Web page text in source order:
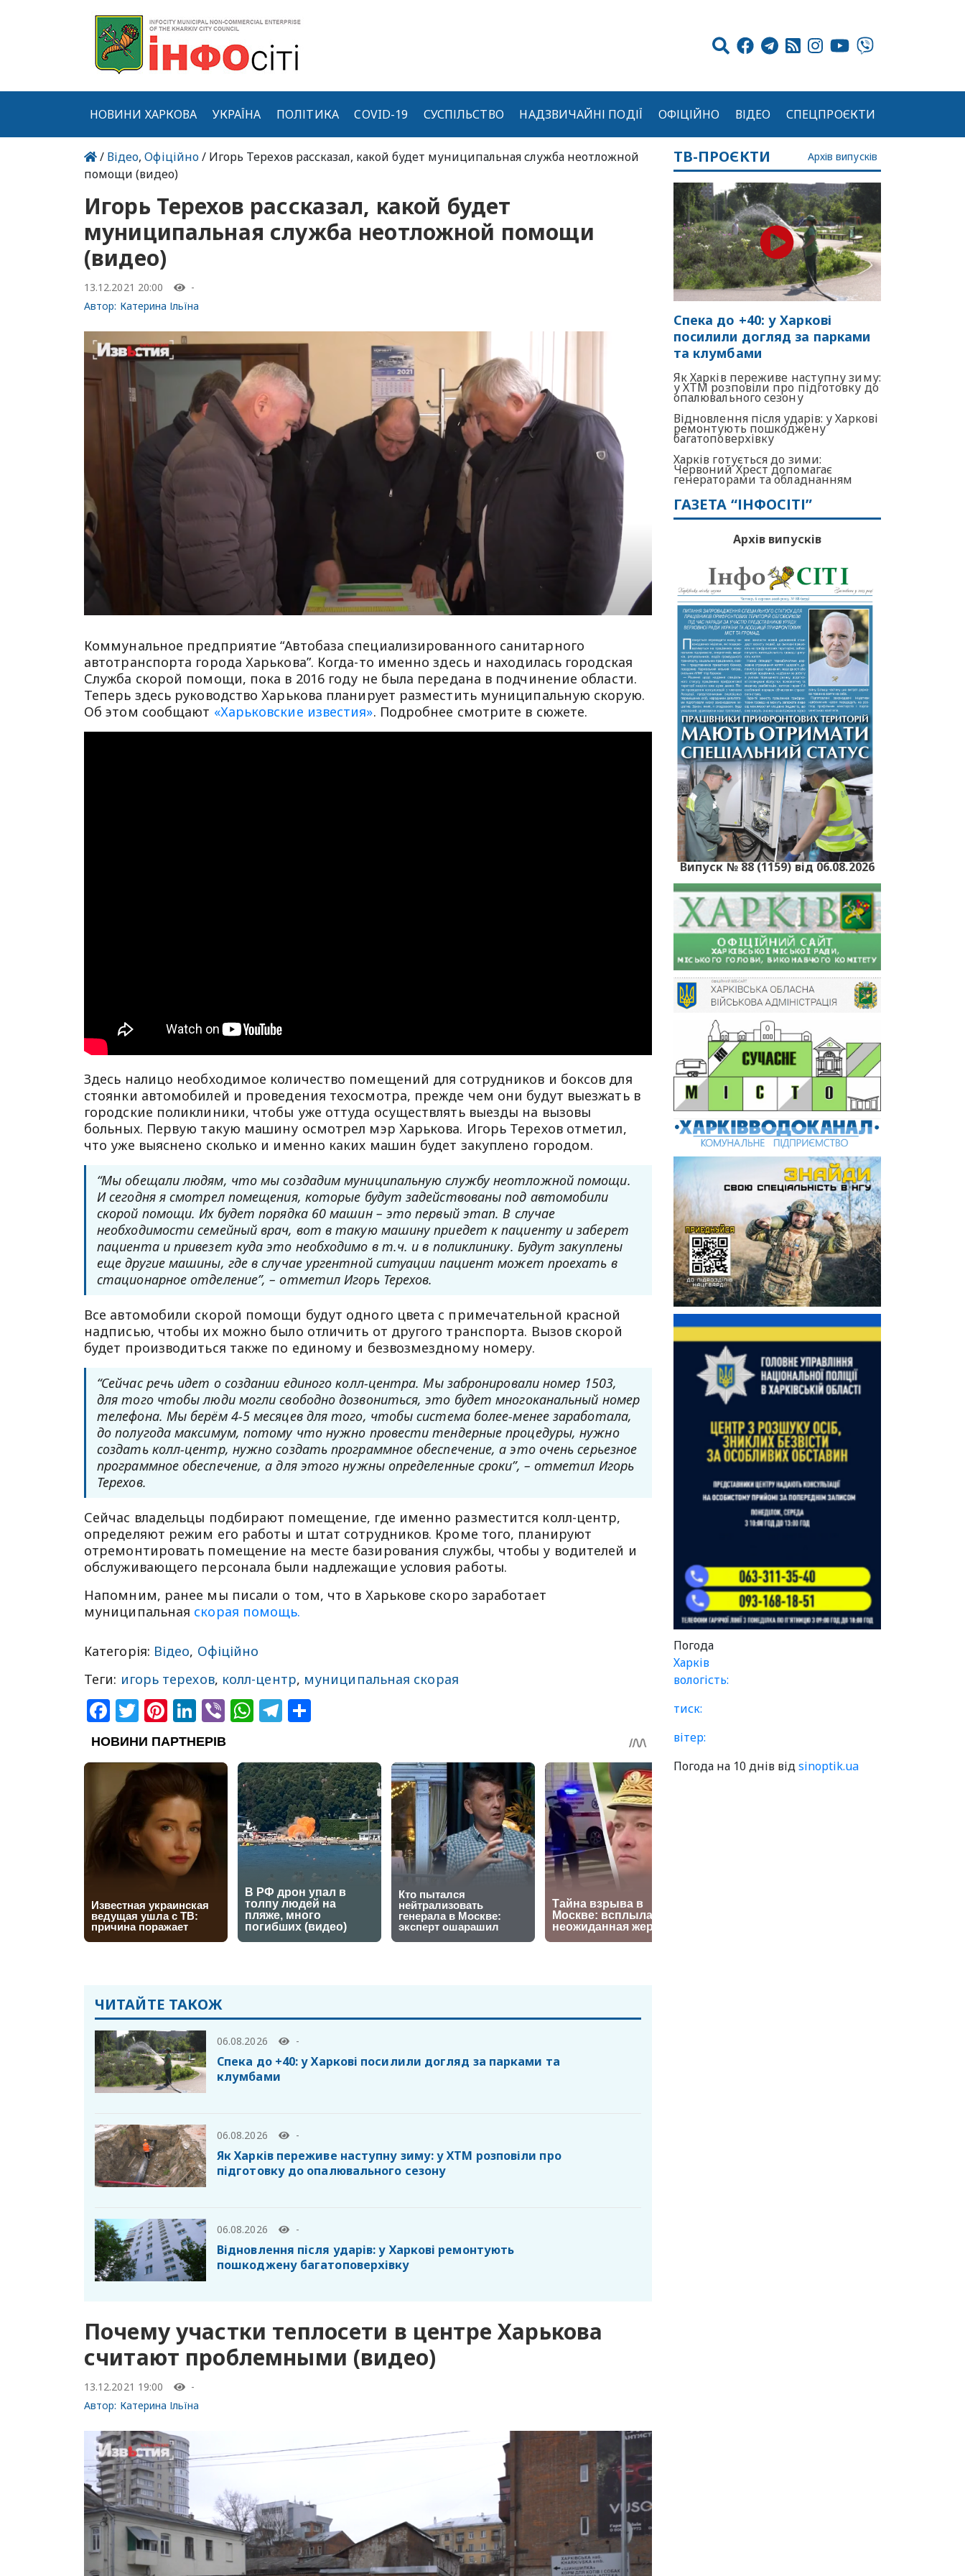
НОВИНИ ХАРКОВА УКРАЇНА ПОЛІТИКА COVID-19 СУСПІЛЬСТВО НАДЗВИЧАЙНІ ПОДІЇ ОФІЦІЙНО ВІДЕО СПЕЦПРОЄКТИ
/ Відео,Офіційно/ Игорь Терехов рассказал, какой будет муниципальная служба неотложной
помощи (видео)
Игорь Терехов рассказал, какой будет
муниципальная служба неотложной помощи
(видео)
13.12.2021 20:00
-
Автор: Катерина Ільїна
Коммунальное предприятие “Автобаза специализированного санитарного
автотранспорта города Харькова”. Когда-то именно здесь и находилась городская
Служба скорой помощи, пока в 2016 году не была передана в подчинение области.
Теперь здесь руководство Харькова планирует разместить муниципальную скорую.
Об этом сообщают «Харьковские известия». Подробнее смотрите в сюжете.
Здесь налицо необходимое количество помещений для сотрудников и боксов для
стоянки автомобилей и проведения техосмотра, прежде чем они будут выезжать в
городские поликлиники, чтобы уже оттуда осуществлять выезды на вызовы
больных. Первую такую ​​машину осмотрел мэр Харькова. Игорь Терехов отметил,
что уже выяснено сколько и именно каких машин будет закуплено городом.
“Мы обещали людям, что мы создадим муниципальную службу неотложной помощи.
И сегодня я смотрел помещения, которые будут задействованы под автомобили
скорой помощи. Их будет порядка 60 машин – это первый этап. В случае
необходимости семейный врач, вот в такую ​​машину приедет к пациенту и заберет
пациента и привезет куда это необходимо в т.ч. и в поликлинику. Будут закуплены
еще другие машины, где в случае ургентной ситуации пациент может проехать в
стационарное отделение”, – отметил Игорь Терехов.
Все автомобили скорой помощи будут одного цвета с примечательной красной
надписью, чтобы их можно было отличить от другого транспорта. Вызов скорой
будет производиться также по единому и безвозмездному номеру.
“Сейчас речь идет о создании единого колл-центра. Мы забронировали номер 1503,
для того чтобы люди могли свободно дозвониться, это будет многоканальный номер
телефона. Мы берём 4-5 месяцев для того, чтобы система более-менее заработала,
до полугода максимум, потому что нужно провести тендерные процедуры, нужно
создать колл-центр, нужно создать программное обеспечение, а это очень серьезное
программное обеспечение, а для этого нужны определенные сроки”, – отметил Игорь
Терехов.
Сейчас владельцы подбирают помещение, где именно разместится колл-центр,
определяют режим его работы и штат сотрудников. Кроме того, планируют
отремонтировать помещение на месте базирования службы, чтобы у водителей и
обслуживающего персонала были надлежащие условия работы.
Напомним, ранее мы писали о том, что в Харькове скоро заработает
муниципальная скорая помощь.
Категорія: Відео, Офіційно
Теги: игорь терехов, колл-центр, муниципальная скорая
Facebook
Twitter
Pinterest
LinkedIn
ViberWhatsApp
Telegram
ЧИТАЙТЕ ТАКОЖ
06.08.2026 -
Спека до +40: у Харкові посилили догляд за парками та
клумбами
06.08.2026 -
Як Харків переживе наступну зиму: у ХТМ розповіли про
підготовку до опалювального сезону
06.08.2026 -
Відновлення після ударів: у Харкові ремонтують
пошкоджену багатоповерхівку
Почему участки теплосети в центре Харькова
считают проблемными (видео)
13.12.2021 19:00
-
Автор: Катерина Ільїна
ТВ-ПРОЄКТИ Архів випусків
Спека до +40: у Харкові
посилили догляд за парками
та клумбами
Як Харків переживе наступну зиму:
у ХТМ розповіли про підготовку до
опалювального сезону
Відновлення після ударів: у Харкові
ремонтують пошкоджену
багатоповерхівку
Харків готується до зими:
Червоний Хрест допомагає
генераторами та обладнанням
ГАЗЕТА “ІНФОСІТІ”
Архів випусків
Випуск № 88 (1159) від 06.08.2026
Погода
Харків
вологість:
тиск:
вітер:
Погода на 10 днів відsinoptik.ua